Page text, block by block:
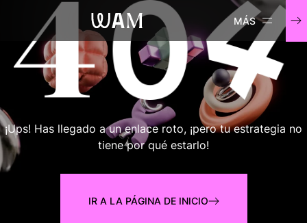
¡Ups! Has llegado a un enlace roto, ¡pero tu estrategia no
tiene por qué estarlo!
IR A LA PÁGINA DE INICIO